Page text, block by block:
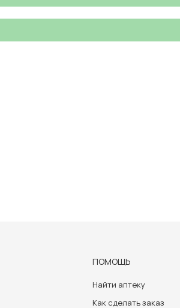
ПОМОЩЬ
Найти аптеку
Как сделать заказ